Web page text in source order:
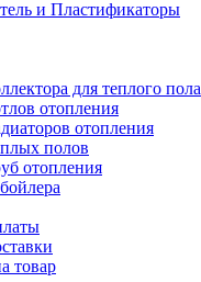
и Пластификаторы
для теплого пола
отопления
отопления
полов
отопления
товар